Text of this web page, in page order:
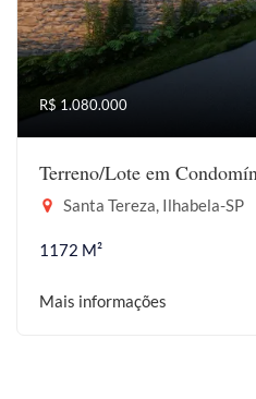
R$ 1.080.000
Terreno/Lote em
Santa Tereza, Ilhabela-SP
1172 M²
Mais informações